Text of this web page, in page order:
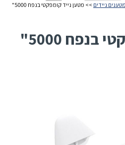
מטענים ניידים
>> מטען נייד קומפקטי בנפח 5000"
מטען נייד קומפקטי בנפח 5000"